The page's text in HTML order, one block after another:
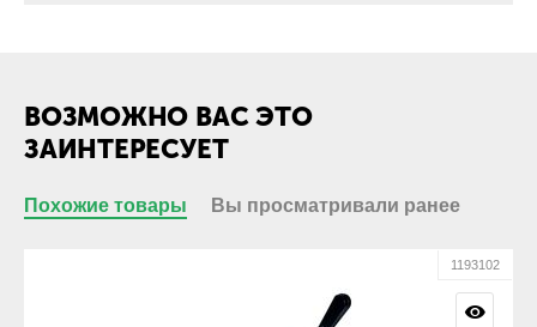
Бренд:
Кореневский завод
низковольтной
ВОЗМОЖНО ВАС ЭТО
ЗАИНТЕРЕСУЕТ
Похожие товары Вы просматривали ранее
1193102